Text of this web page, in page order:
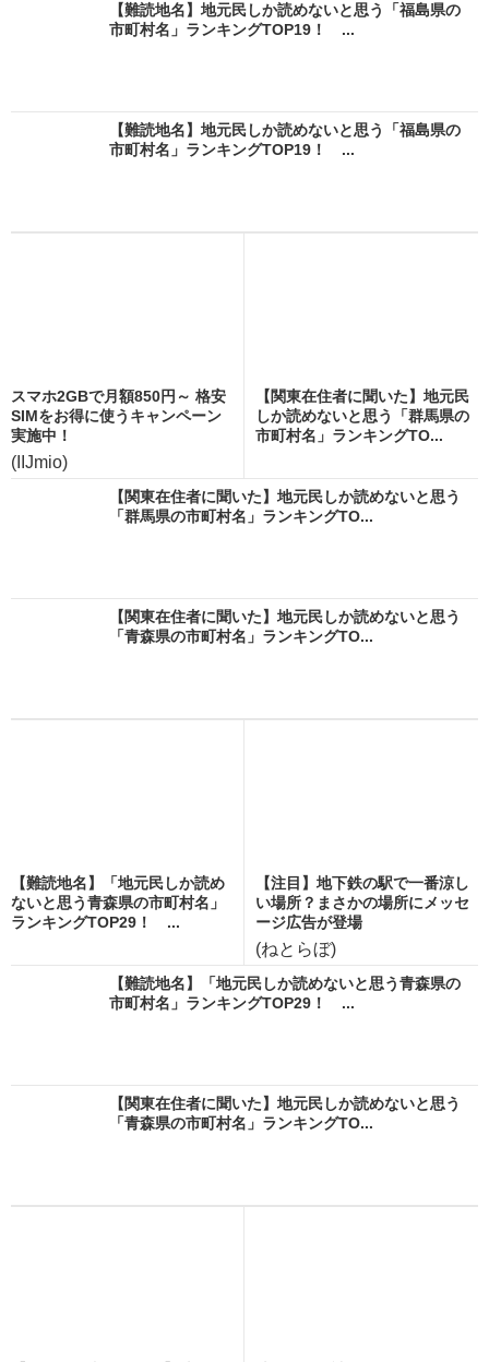
【難読地名】地元民しか読めないと思う「福島県の
市町村名」ランキングTOP19！ ...
【難読地名】地元民しか読めないと思う「福島県の
市町村名」ランキングTOP19！ ...
スマホ2GBで月額850円～ 格安
SIMをお得に使うキャンペーン
実施中！
(IIJmio)
【関東在住者に聞いた】地元民
しか読めないと思う「群馬県の
市町村名」ランキングTO...
【関東在住者に聞いた】地元民しか読めないと思う
「群馬県の市町村名」ランキングTO...
【関東在住者に聞いた】地元民しか読めないと思う
「青森県の市町村名」ランキングTO...
【難読地名】「地元民しか読め
ないと思う青森県の市町村名」
ランキングTOP29！ ...
【注目】地下鉄の駅で一番涼し
い場所？まさかの場所にメッセ
ージ広告が登場
(ねとらぼ)
【難読地名】「地元民しか読めないと思う青森県の
市町村名」ランキングTOP29！ ...
【関東在住者に聞いた】地元民しか読めないと思う
「青森県の市町村名」ランキングTO...